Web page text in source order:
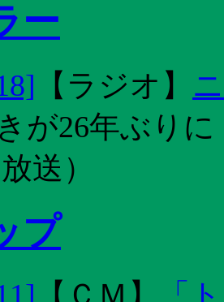
ー
【 ラジオ 】
が26年ぶり
送）
プ
【 ＣＭ 】 「